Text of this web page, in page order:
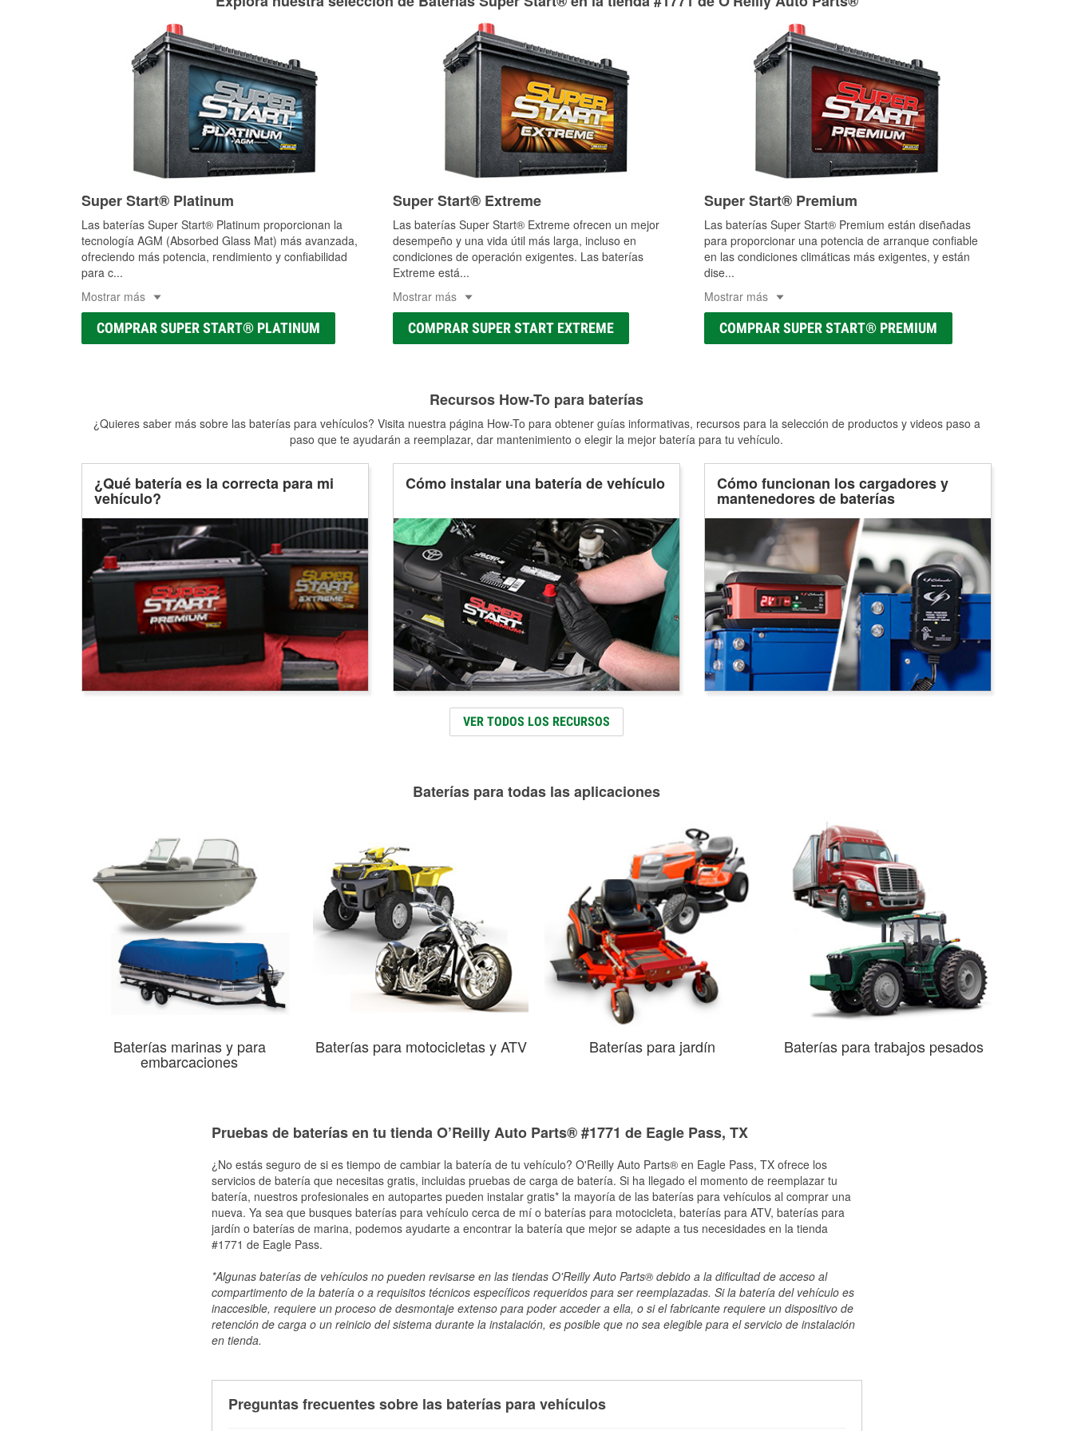
Super Start® Platinum
Las baterías Super Start® Platinum proporcionan la
tecnología AGM (Absorbed Glass Mat) más avanzada,
ofreciendo más potencia, rendimiento y confiabilidad
para c...
Mostrar más
COMPRAR SUPER START® PLATINUM
Super Start® Extreme
Las baterías Super Start® Extreme ofrecen un mejor
desempeño y una vida útil más larga, incluso en
condiciones de operación exigentes. Las baterías
Extreme está...
Mostrar más
COMPRAR SUPER START EXTREME
Super Start® Premium
Las baterías Super Start® Premium están diseñadas
para proporcionar una potencia de arranque confiable
en las condiciones climáticas más exigentes, y están
dise...
Mostrar más
COMPRAR SUPER START® PREMIUM
Recursos How-To para baterías
¿Quieres saber más sobre las baterías para vehículos? Visita nuestra página How-To para obtener guías informativas, recursos para la selección de productos y videos paso a
paso que te ayudarán a reemplazar, dar mantenimiento o elegir la mejor batería para tu vehículo.
¿Qué batería es la correcta para mi
vehículo?
Cómo instalar una batería de vehículo Cómo funcionan los cargadores y
mantenedores de baterías
VER TODOS LOS RECURSOS
Baterías para todas las aplicaciones
Baterías marinas y para
embarcaciones
Baterías para motocicletas y ATV Baterías para jardín Baterías para trabajos pesados
Pruebas de baterías en tu tienda O’Reilly Auto Parts® #1771 de Eagle Pass, TX
¿No estás seguro de si es tiempo de cambiar la batería de tu vehículo? O'Reilly Auto Parts® en Eagle Pass, TX ofrece los
servicios de batería que necesitas gratis, incluidas pruebas de carga de batería. Si ha llegado el momento de reemplazar tu
batería, nuestros profesionales en autopartes pueden instalar gratis* la mayoría de las baterías para vehículos al comprar una
nueva. Ya sea que busques baterías para vehículo cerca de mí o baterías para motocicleta, baterías para ATV, baterías para
jardín o baterías de marina, podemos ayudarte a encontrar la batería que mejor se adapte a tus necesidades en la tienda
#1771 de Eagle Pass.
*Algunas baterías de vehículos no pueden revisarse en las tiendas O'Reilly Auto Parts® debido a la dificultad de acceso al
compartimento de la batería o a requisitos técnicos específicos requeridos para ser reemplazadas. Si la batería del vehículo es
inaccesible, requiere un proceso de desmontaje extenso para poder acceder a ella, o si el fabricante requiere un dispositivo de
retención de carga o un reinicio del sistema durante la instalación, es posible que no sea elegible para el servicio de instalación
en tienda.
Preguntas frecuentes sobre las baterías para vehículos